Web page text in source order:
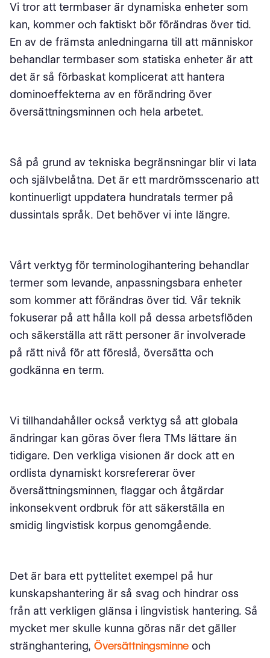
Vi tror att termbaser är dynamiska enheter som
kan, kommer och faktiskt bör förändras över tid.
En av de främsta anledningarna till att människor
behandlar termbaser som statiska enheter är att
det är så förbaskat komplicerat att hantera
dominoeffekterna av en förändring över
översättningsminnen och hela arbetet.
Så på grund av tekniska begränsningar blir vi lata
och självbelåtna. Det är ett mardrömsscenario att
kontinuerligt uppdatera hundratals termer på
dussintals språk. Det behöver vi inte längre.
Vårt verktyg för terminologihantering behandlar
termer som levande, anpassningsbara enheter
som kommer att förändras över tid. Vår teknik
fokuserar på att hålla koll på dessa arbetsflöden
och säkerställa att rätt personer är involverade
på rätt nivå för att föreslå, översätta och
godkänna en term.
Vi tillhandahåller också verktyg så att globala
ändringar kan göras över flera TMs lättare än
tidigare. Den verkliga visionen är dock att en
ordlista dynamiskt korsrefererar över
översättningsminnen, flaggar och åtgärdar
inkonsekvent ordbruk för att säkerställa en
smidig lingvistisk korpus genomgående.
Det är bara ett pyttelitet exempel på hur
kunskapshantering är så svag och hindrar oss
från att verkligen glänsa i lingvistisk hantering. Så
mycket mer skulle kunna göras när det gäller
stränghantering, Översättningsminne och